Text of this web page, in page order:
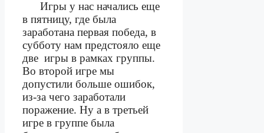
Игры у нас начались еще
в пятницу, где была
заработана первая победа, в
субботу нам предстояло еще
две игры в рамках группы.
Во второй игре мы
допустили больше ошибок,
из-за чего заработали
поражение. Ну а в третьей
игре в группе была